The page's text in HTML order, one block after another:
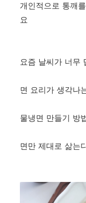
개인적으로 통깨
요
요즘 날씨가 너무
면 요리가 생각나
물냉면 만들기 방
면만 제대로 삶는